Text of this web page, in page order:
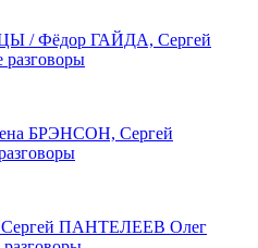
/ Фёдор ГАЙДА, Сергей
БРЭНСОН, Сергей
/ Сергей ПАНТЕЛЕЕВ Олег